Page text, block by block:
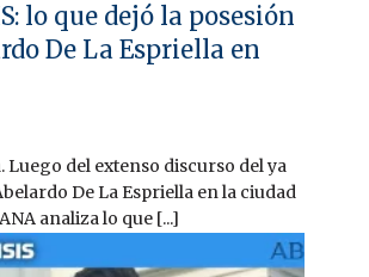
lo que dejó la posesión
De La Espriella en
Luego del extenso discurso del ya
De La Espriella en la ciudad
analiza lo que [...]